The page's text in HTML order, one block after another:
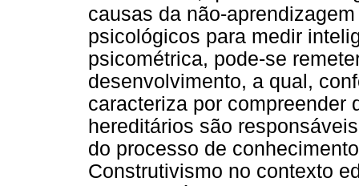
causas da não-
psicológicos para medir
psicométrica, pode-se
desenvolvimento, a qual,
caracteriza por compreender
hereditários são
do processo de
Construtivismo no contexto